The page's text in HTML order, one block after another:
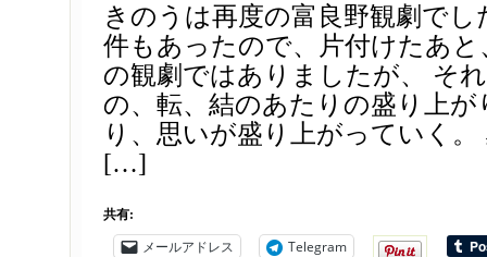
きのうは再度の富良野観劇でし
件もあったので、片付けたあと
の観劇ではありましたが、 そ
の、転、結のあたりの盛り上
り、思いが盛り上がっていく
[…]
共有:
メールアドレス
Telegram